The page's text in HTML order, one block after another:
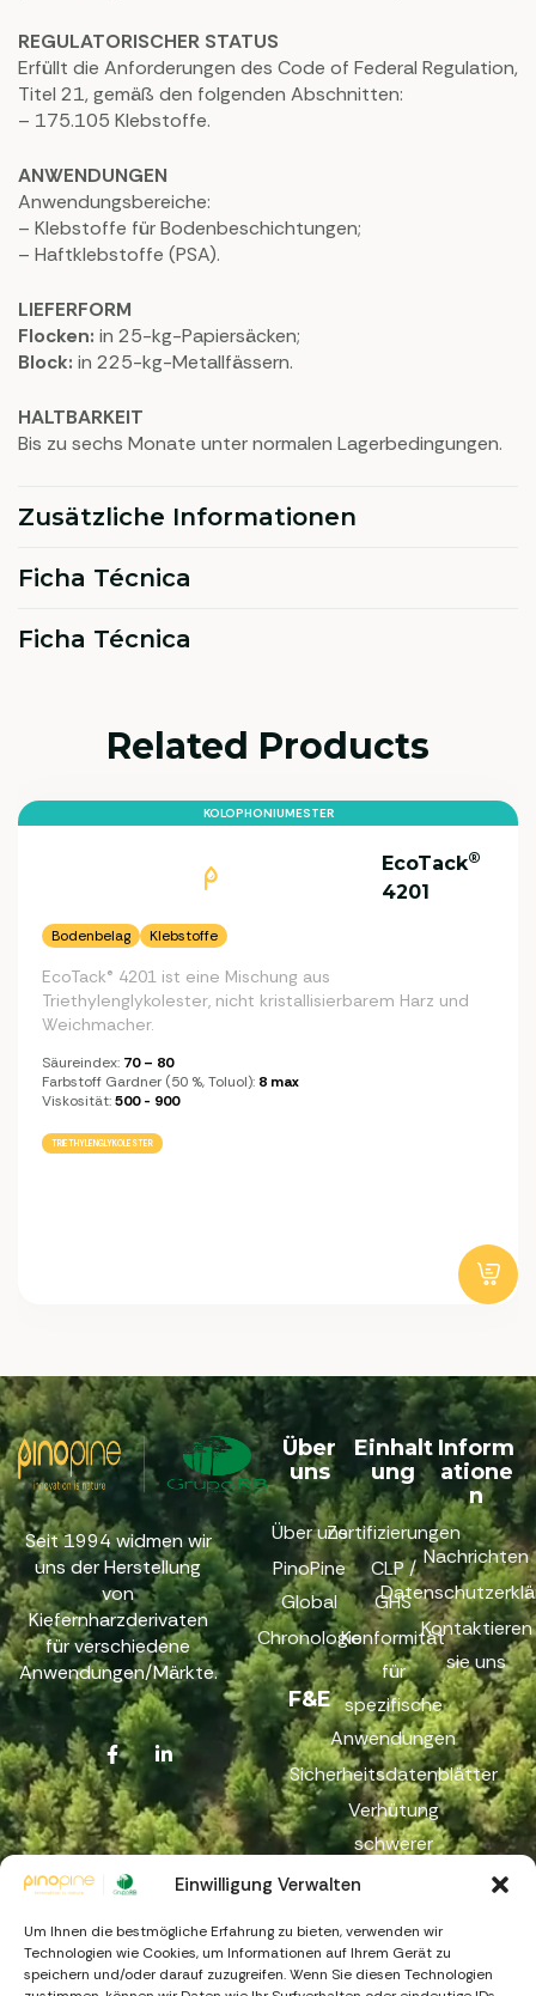
Einwilligung Verwalten
Um Ihnen die bestmögliche Erfahrung zu bieten, verwenden wir
Technologien wie Cookies, um Informationen auf Ihrem Gerät zu
speichern und/oder darauf zuzugreifen. Wenn Sie diesen Technologien
REGULATORISCHER STATUS
Erfüllt die Anforderungen des Code of Federal Regulation,
Titel 21, gemäß den folgenden Abschnitten:
– 175.105 Klebstoffe.
ANWENDUNGEN
Anwendungsbereiche:
– Klebstoffe für Bodenbeschichtungen;
– Haftklebstoffe (PSA).
LIEFERFORM
Flocken: in 25-kg-Papiersäcken;
Block: in 225-kg-Metallfässern.
HALTBARKEIT
Bis zu sechs Monate unter normalen Lagerbedingungen.
Zusätzliche Informationen
Ficha Técnica
Ficha Técnica
Related Products
KOLOPHONIUMESTER
EcoTack®
4201
Bodenbelag Klebstoffe
EcoTack® 4201 ist eine Mischung aus
Triethylenglykolester, nicht kristallisierbarem Harz und
Weichmacher.
Säureindex: 70 – 80
Farbstoff Gardner (50 %, Toluol): 8 max
Viskosität:500 - 900
TRIETHYLENGLYKOLESTER
Seit 1994 widmen wir
uns der Herstellung
von
Kiefernharzderivaten
für verschiedene
Anwendungen/Märkte.
Über
uns
Über uns
PinoPine
Global
Chronologie
F&E
Einhalt
ung
Zertifizierungen
CLP /
GHS
Konformität
für
spezifische
Anwendungen
Sicherheitsdatenblätter
Verhütung
schwerer
Beschwerdekanal
Inform
atione
n
Nachrichten
Kontaktieren
sie uns